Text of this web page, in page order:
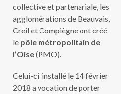
collective et partenariale, les
agglomérations de Beauvais,
Creil et Compiègne ont créé
le pôle métropolitain de
l’Oise(PMO).
Celui-ci, installé le 14 février
2018 a vocation de porter